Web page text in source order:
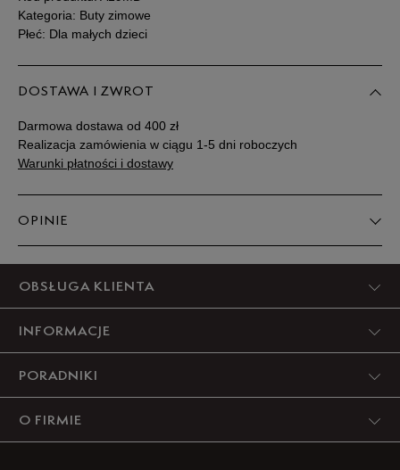
Kategoria: Buty zimowe
Płeć: Dla małych dzieci
DOSTAWA I ZWROT
Darmowa dostawa od 400 zł
Realizacja zamówienia w ciągu 1-5 dni roboczych
Warunki płatności i dostawy
OPINIE
OBSŁUGA KLIENTA
INFORMACJE
PORADNIKI
O FIRMIE